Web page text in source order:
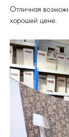
Отличная
хорошей цене.